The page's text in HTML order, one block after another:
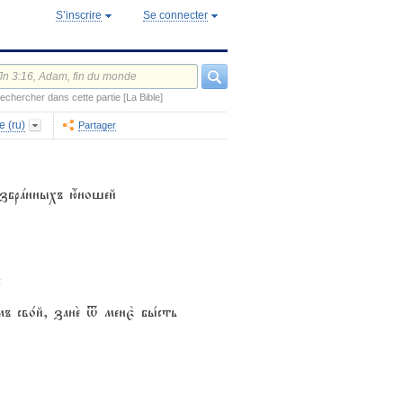
S’inscrire Se connecter
dans cette partie [La Bible]
(ru) Partager
ю4ношей
сво1й, зане2 t менє2 бы1сть